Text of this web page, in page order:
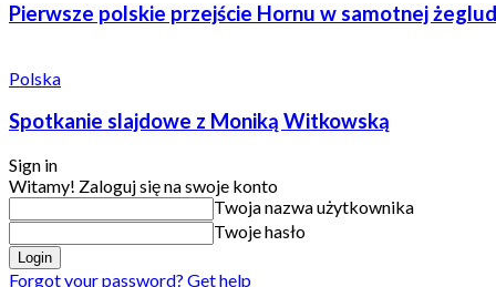
Pierwsze polskie przejście Hornu w samotnej
Polska
Spotkanie slajdowe z Moniką Witkowską
Sign in
Witamy! Zaloguj się na swoje konto
Twoja nazwa użytkownika
Twoje hasło
Forgot your password? Get help